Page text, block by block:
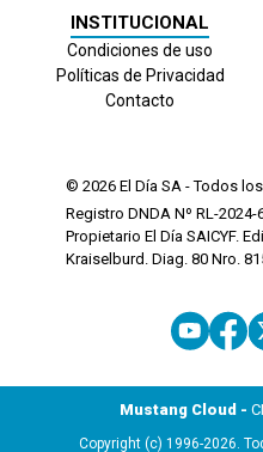
INSTITUCIONAL
Condiciones de uso
Políticas de Privacidad
Contacto
© 2026 El Día SA - Todos
Registro DNDA Nº RL-
Propietario El Día SAICYF.
Kraiselburd. Diag. 80 Nro.
Mustang Cloud -
Copyright (c) 1996-2026.